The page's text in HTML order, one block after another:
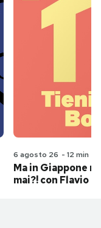
6 agosto 26 - 12 min
Ma in Giappone
mai?! con Flavio